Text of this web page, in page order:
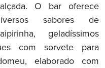
O bar oferece
sabores de
geladíssimos
com sorvete para
elaborado com